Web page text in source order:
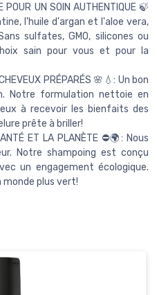
POUR UN SOIN AUTHENTIQUE 🍃
l'huile d'argan et l'aloe vera,
sulfates, GMO, silicones ou
sain pour vous et pour la
PRÉPARÉS 🌸💧: Un bon
Notre formulation nettoie en
à recevoir les bienfaits des
prête à briller!
ET LA PLANÈTE ⛔🌍: Nous
Notre shampoing est conçu
un engagement écologique.
monde plus vert!